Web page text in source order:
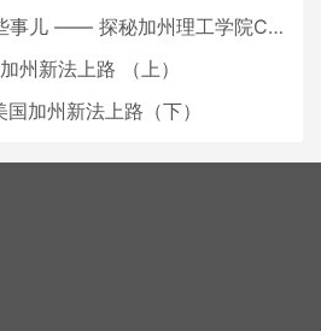
—— 探秘加州理工学院Caltech博士生活 [上集]
州新法上路 （上）
加州新法上路（下）